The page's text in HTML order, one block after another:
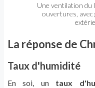
Une ventilation du
ouvertures, avec
La réponse de
Taux d'humidité
En soi, un taux